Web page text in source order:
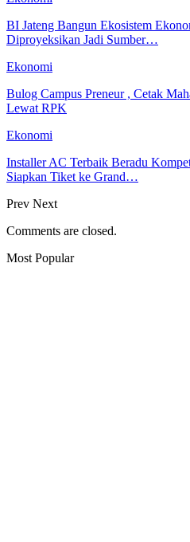
BI Jateng Bangun Ekosistem
Diproyeksikan Jadi Sumber…
Ekonomi
Bulog Campus Preneur , Cetak
Lewat RPK
Ekonomi
Installer AC Terbaik Beradu
Siapkan Tiket ke Grand…
Prev Next
Comments are closed.
Most Popular